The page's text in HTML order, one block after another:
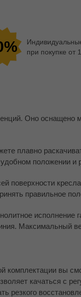
при покупке от
Оно оснащено
плавно
положении и
поверхности
правильное
исполнение
Максимальный
вы
качаться с
резкого